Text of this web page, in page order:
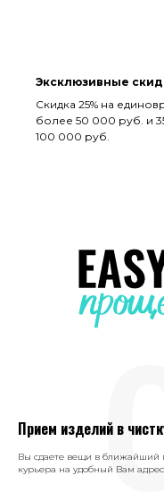
Эксклюзивные
Скидка 25% на
более 50 000 руб. и
100 000 руб.
Прием изделий в
Вы сдаете вещи в ближайший
курьера на удобный Вам адрес.